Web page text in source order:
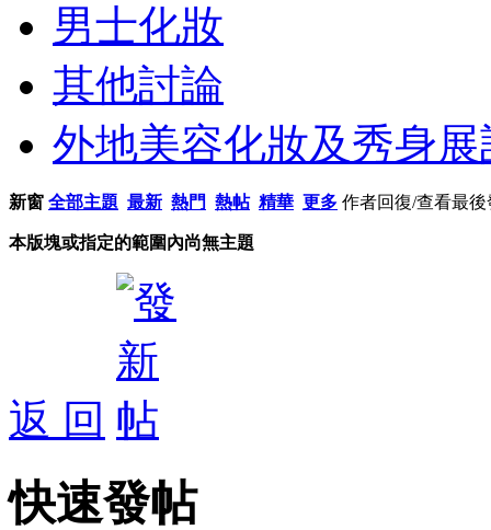
男士化妝
其他討論
外地美容化妝及秀身展
新窗 全部主題 最新 熱門 熱帖 精華 更多 作者回復/查看最後
本版塊或指定的範圍內尚無主題
返 回
快速發帖